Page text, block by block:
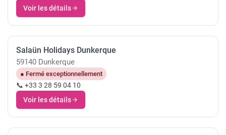
Voir les détails
Salaün Holidays Dunkerque
59140 Dunkerque
● Fermé exceptionnellement
📞 +33 3 28 59 04 10
Voir les détails